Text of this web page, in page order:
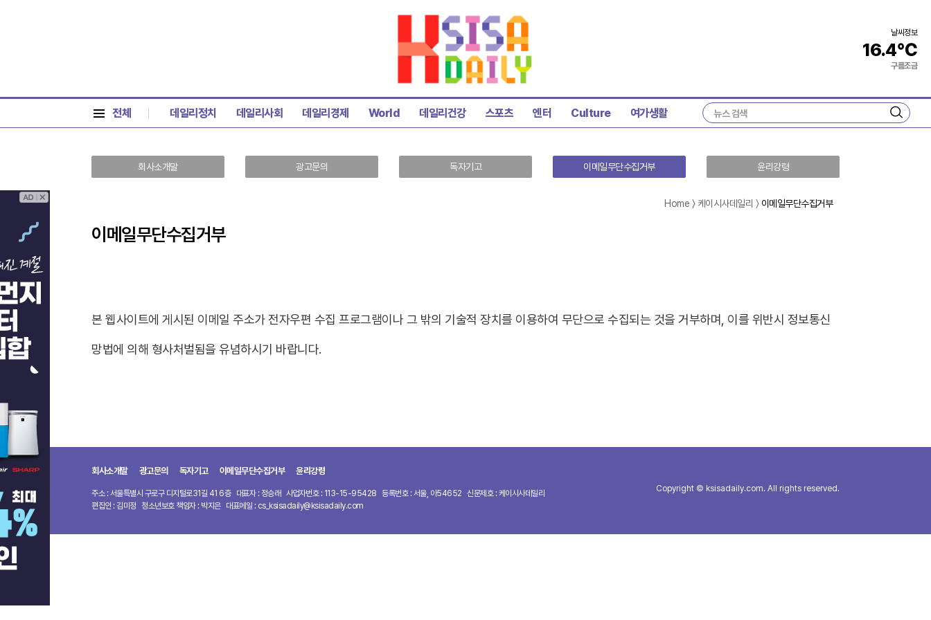
날씨정보
16.4℃
구름조금
검
전체 데일리정치 데일리사회 데일리경제 World 데일리건강 스포츠 엔터 Culture 여가생활
회사소개말 광고문의 독자기고 이메일무단수집거부 윤리강령
Home 〉 케이시사데일리 〉 이메일무단수집거부
이메일무단수집거부
본 웹사이트에 게시된 이메일 주소가 전자우편 수집 프로그램이나 그 밖의 기술적 장치를 이용하여 무단으로 수집되는 것을 거부하며, 이를 위반시 정보통신
망법에 의해 형사처벌됨을 유념하시기 바랍니다.
회사소개말 광고문의 독자기고 이메일무단수집거부 윤리강령
주소 : 서울특별시 구로구 디지털로31길 41 6층 대표자 : 정승래 사업자번호 : 113-15-95428 등록번호 : 서울, 아54652 신문제호 : 케이시사데일리
편집인 : 김미정
청소년보호 책임자 : 박지은 대표메일 : cs_ksisadaily@ksisadaily.com
Copyright © ksisadaily.com. All rights reserved.